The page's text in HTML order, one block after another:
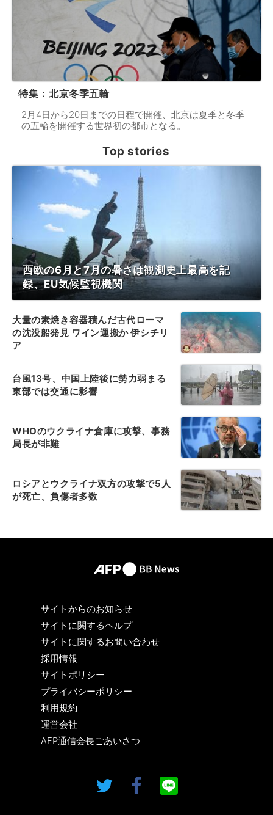
特集：北京冬季五輪
2月4日から20日までの日程で開催、北京は夏季と冬季
の五輪を開催する世界初の都市となる。
Top stories
西欧の6月と7月の暑さは観測史上最高を記
録、EU気候監視機関
大量の素焼き容器積んだ古代ローマ
の沈没船発見 ワイン運搬か 伊シチリ
ア
台風13号、中国上陸後に勢力弱まる
東部では交通に影響
WHOのウクライナ倉庫に攻撃、事務
局長が非難
ロシアとウクライナ双方の攻撃で5人
が死亡、負傷者多数
サイトからのお知らせ
サイトに関するヘルプ
サイトに関するお問い合わせ
採用情報
サイトポリシー
プライバシーポリシー
利用規約
運営会社
AFP通信会長ごあいさつ